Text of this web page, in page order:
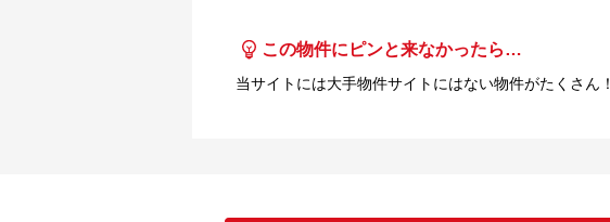
この物件にピンと来なかったら…
当サイトには大手物件サイトにはない物件がたくさん！